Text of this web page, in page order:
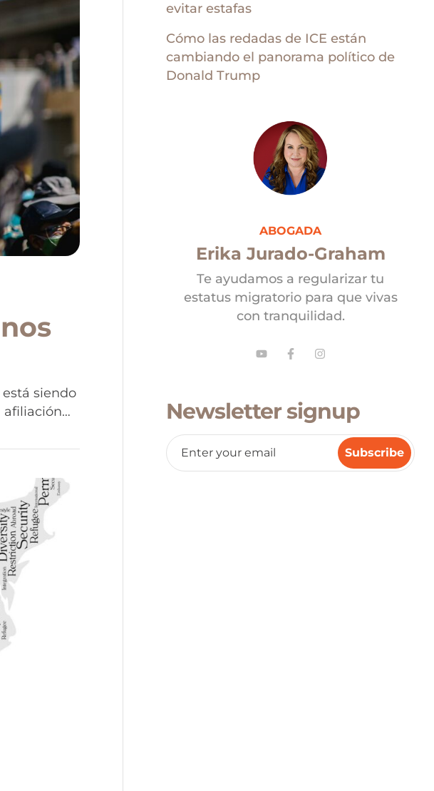
siendo
afiliación
evitar estafas
Cómo las redadas de ICE están
cambiando el panorama político de
Donald Trump
ABOGADA
Erika Jurado-Graham
Te ayudamos a regularizar tu
estatus migratorio para que vivas
con tranquilidad.
Newsletter signup
Subscribe